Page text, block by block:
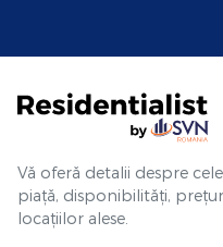
Vă oferă detalii despre
piață, disponibilități,
locațiilor alese.